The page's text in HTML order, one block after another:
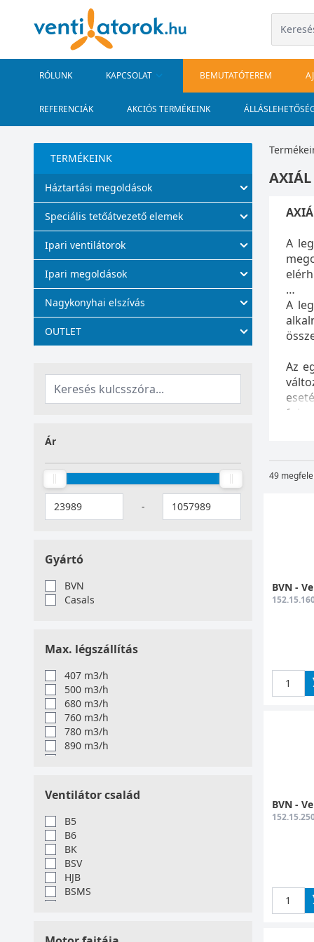
RÓLUNK KAPCSOLAT BEMUTATÓTEREM
REFERENCIÁK AKCIÓS TERMÉKEINK
TERMÉKEINK
Háztartási megoldások
Speciális tetőátvezető elemek
Ipari ventilátorok
Ipari megoldások
Nagykonyhai elszívás
OUTLET
Ár
-
Gyártó
BVN
Casals
Max. légszállítás
407 m3/h
500 m3/h
680 m3/h
760 m3/h
780 m3/h
890 m3/h
1970 m3/h
1980 m3/h
2200 m3/h
2390 m3/h
2400 m3/h
2760 m3/h
3100 m3/h
3200 m3/h
4080 m3/h
Ventilátor család
B5
B6
BK
BSV
HJB
BSMS
BDRAX
AXIÁL
A
A
Az
49
BVN -
BVN -